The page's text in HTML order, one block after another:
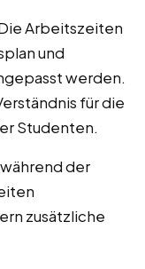
Arbeitszeiten
und
werden.
für die
Studenten.
der
zusätzliche